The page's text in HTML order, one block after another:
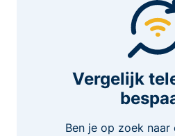
Vergelijk
Ben je op zoek naar